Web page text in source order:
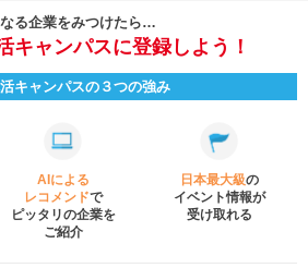
る企業をみつけたら…
キャンパスに登録しよう！
キャンパスの３つの強み
AIによる
レコメンドで
ピッタリの企業を
ご紹介
日本最大級の
イベント情報が
受け取れる